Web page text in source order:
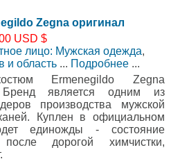
Zegna оригинал
USD $
лицо: Мужская одежда,
и область ... Подробнее ...
Ermenegildo Zegna
Бренд является одним из
производства мужской
Куплен в официальном
единожды - состояние
после дорогой химчистки,